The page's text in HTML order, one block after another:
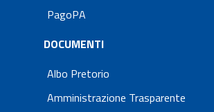
PagoPA
DOCUMENTI
Albo Pretorio
Amministrazione Trasparente